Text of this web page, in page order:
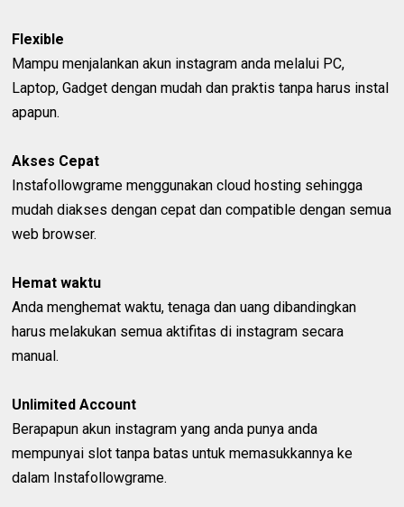
Flexible
Mampu menjalankan akun instagram anda melalui PC,
Laptop, Gadget dengan mudah dan praktis tanpa harus instal
apapun.
Akses Cepat
Instafollowgrame menggunakan cloud hosting sehingga
mudah diakses dengan cepat dan compatible dengan semua
web browser.
Hemat waktu
Anda menghemat waktu, tenaga dan uang dibandingkan
harus melakukan semua aktifitas di instagram secara
manual.
Unlimited Account
Berapapun akun instagram yang anda punya anda
mempunyai slot tanpa batas untuk memasukkannya ke
dalam Instafollowgrame.